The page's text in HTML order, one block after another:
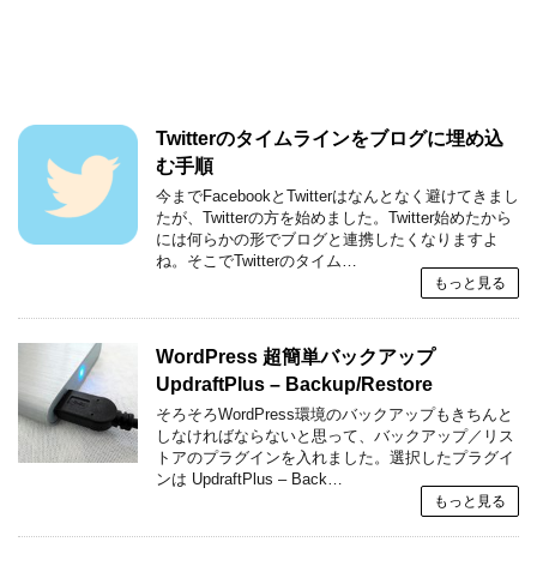
Twitterのタイムラインをブログに埋め込
む手順
今までFacebookとTwitterはなんとなく避けてきまし
たが、Twitterの方を始めました。Twitter始めたから
には何らかの形でブログと連携したくなりますよ
ね。そこでTwitterのタイム…
もっと見る
WordPress 超簡単バックアップ
UpdraftPlus – Backup/Restore
そろそろWordPress環境のバックアップもきちんと
しなければならないと思って、バックアップ／リス
トアのプラグインを入れました。選択したプラグイ
ンは UpdraftPlus – Back…
もっと見る